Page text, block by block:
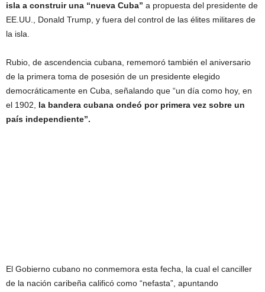
isla a construir una “nueva Cuba” a propuesta del presidente de
EE.UU., Donald Trump, y fuera del control de las élites militares de
la isla.
Rubio, de ascendencia cubana, rememoró también el aniversario
de la primera toma de posesión de un presidente elegido
democráticamente en Cuba, señalando que “un día como hoy, en
el 1902, la bandera cubana ondeó por primera vez sobre un
país independiente”.
El Gobierno cubano no conmemora esta fecha, la cual el canciller
de la nación caribeña calificó como “nefasta”, apuntando